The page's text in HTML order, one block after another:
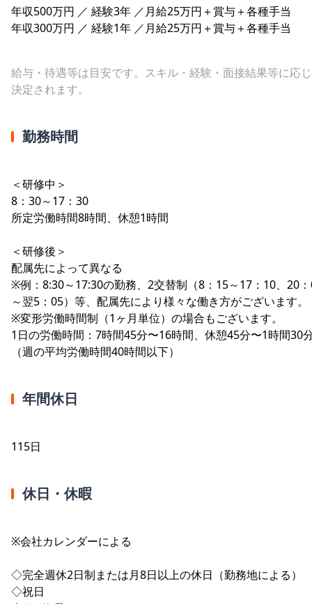
年収500万円 ／ 経験3年 ／月給25万円＋賞与＋各種手当
年収300万円 ／ 経験1年 ／月給25万円＋賞与＋各種手当
給与・待遇等は目安です。スキル・経験・面接結果等に応
決定されます。
勤務時間
＜研修中＞
8：30～17：30
所定労働時間8時間、休憩1時間
＜研修後＞
配属先によって異なる
※例：8:30～17:30の勤務、2交替制（8：15～17：10、20
～翌5：05）等、配属先により様々な働き方がございます。
※変形労働時間制（1ヶ月単位）の場合もございます。
1日の労働時間：7時間45分〜16時間、休憩45分〜1時間30
（週の平均労働時間40時間以下）
年間休日
115日
休日・休暇
※会社カレンダーによる
◇完全週休2日制または月8日以上の休日（勤務地による）
◇祝日